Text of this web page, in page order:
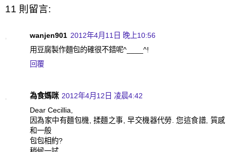
11 則留言:
wanjen901 2012年4月11日 晚上10:56
用豆腐製作麵包的確很不錯呢^____^!
回覆
為食媽咪 2012年4月12日 凌晨4:42
Dear Cecillia,
因為家中有麵包機, 揉麵之事, 早交機器代勞. 您這食譜, 質感
和一般
包包相約?